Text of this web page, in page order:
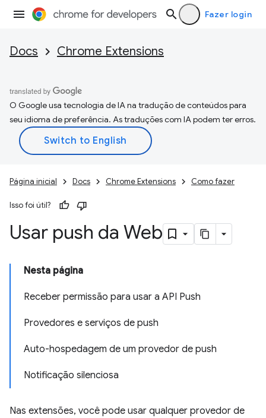
Fazer login
Docs Chrome Extensions
O Google usa tecnologia de IA na tradução de conteúdos para
seu idioma de preferência. As traduções com IA podem ter erros.
Página inicial Docs Chrome Extensions Como fazer
Isso foi útil?
Usar push da Web
Nesta página
Receber permissão para usar a API Push
Provedores e serviços de push
Auto-hospedagem de um provedor de push
Notificação silenciosa
Nas extensões, você pode usar qualquer provedor de